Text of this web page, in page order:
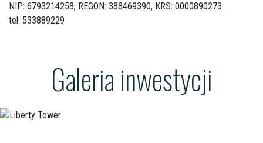
NIP: 6793214258, REGON: 388469390, KRS: 0000890273
tel: 533889229
Galeria inwestycji